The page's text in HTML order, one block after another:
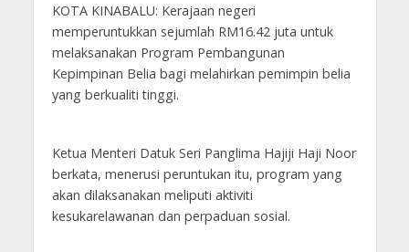
KOTA KINABALU: Kerajaan negeri
memperuntukkan sejumlah RM16.42 juta untuk
melaksanakan Program Pembangunan
Kepimpinan Belia bagi melahirkan pemimpin belia
yang berkualiti tinggi.
Ketua Menteri Datuk Seri Panglima Hajiji Haji Noor
berkata, menerusi peruntukan itu, program yang
akan dilaksanakan meliputi aktiviti
kesukarelawanan dan perpaduan sosial.